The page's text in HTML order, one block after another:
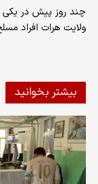
چند روز پیش در یکی
ولایت هرات افراد مسلح ناشناس 11 تن را
بیشتر بخوانید